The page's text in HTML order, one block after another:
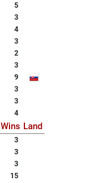
5
3
4
3
2
3
9
3
3
4
Wins Land
3
3
3
15